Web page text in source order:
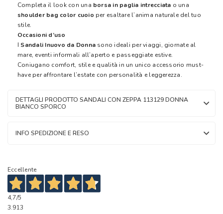
Completa il look con una borsa in paglia intrecciata o una
shoulder bag color cuoio per esaltare l’anima naturale del tuo
stile.
Occasioni d’uso
I Sandali Inuovo da Donna sono ideali per viaggi, giornate al
mare, eventi informali all’aperto e passeggiate estive.
Coniugano comfort, stile e qualità in un unico accessorio must-
have per affrontare l’estate con personalità e leggerezza.
DETTAGLI PRODOTTO SANDALI CON ZEPPA 113129 DONNA
BIANCO SPORCO
INFO SPEDIZIONE E RESO
Eccellente
4,7/5
3.913